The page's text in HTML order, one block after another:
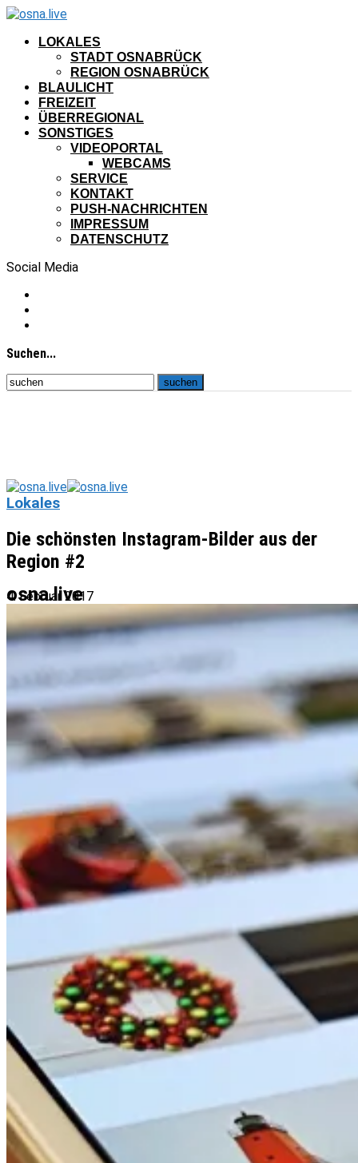
LOKALES
STADT OSNABRÜCK
REGION OSNABRÜCK
BLAULICHT
FREIZEIT
ÜBERREGIONAL
SONSTIGES
VIDEOPORTAL
WEBCAMS
SERVICE
KONTAKT
PUSH-NACHRICHTEN
IMPRESSUM
DATENSCHUTZ
Social Media
Suchen...
osna.live
Lokales
Die schönsten Instagram-Bilder aus der
Region #2
4. Februar 2017